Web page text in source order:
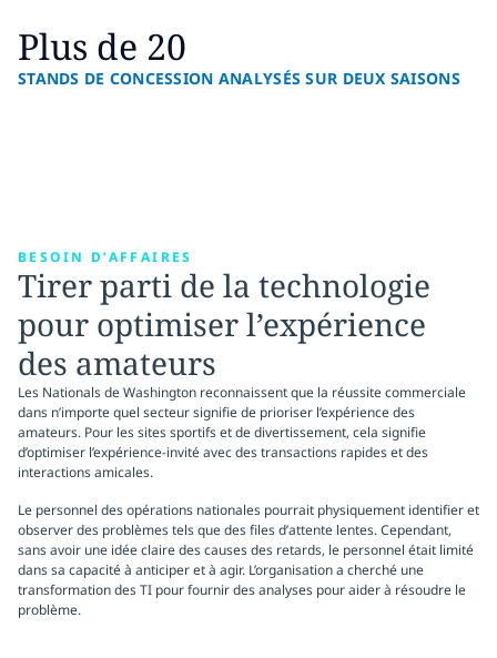
Plus de 20
STANDS DE CONCESSION ANALYSÉS SUR DEUX SAISONS
BESOIN D’AFFAIRES
Tirer parti de la technologie
pour optimiser l’expérience
des amateurs
Les Nationals de Washington reconnaissent que la réussite commerciale
dans n’importe quel secteur signifie de prioriser l’expérience des
amateurs. Pour les sites sportifs et de divertissement, cela signifie
d’optimiser l’expérience-invité avec des transactions rapides et des
interactions amicales.
Le personnel des opérations nationales pourrait physiquement identifier et
observer des problèmes tels que des files d’attente lentes. Cependant,
sans avoir une idée claire des causes des retards, le personnel était limité
dans sa capacité à anticiper et à agir. L’organisation a cherché une
transformation des TI pour fournir des analyses pour aider à résoudre le
problème.